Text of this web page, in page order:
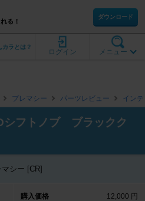
る！
ダウンロード
メニュー
ログイン
カラとは？
プレマシー パーツレビュー イン
フトノブ ブラックク
シー [CR]
購入価格 12,000 円